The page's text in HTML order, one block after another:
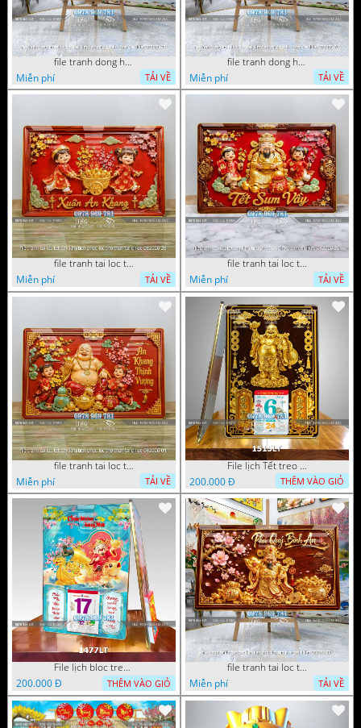
file tranh dong ho tai loc tet cay kim tien phuc loc tho than tai di lac 072026 93
Miễn phí
TẢI VỀ
file tranh dong ho tai loc tet cay kim tien phuc loc tho than tai di lac 072026 70
Miễn phí
TẢI VỀ
file tranh tai loc tet cay kim tien phuc loc tho than tai di lac 082026 28
Miễn phí
TẢI VỀ
file tranh tai loc tet cay kim tien phuc loc tho than tai di lac 082026 20
Miễn phí
TẢI VỀ
file tranh tai loc tet cay kim tien phuc loc tho than tai di lac 082026 04
Miễn phí
TẢI VỀ
File lịch Tết treo tường di lặc vàng gold 1515LT
200.000 Đ
THÊM VÀO GIỎ
File lịch bloc treo tường thần tài cưỡi cá chép thuận buồm xuôi gió 1477LT
200.000 Đ
THÊM VÀO GIỎ
file tranh tai loc tet cay kim tien phuc loc tho than tai di lac 072026 39
Miễn phí
TẢI VỀ